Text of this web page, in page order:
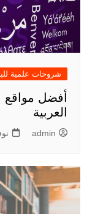
شروحات علمية
أفضل مواقع
العربية
admin